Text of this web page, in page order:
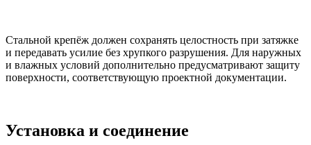
Стальной крепёж должен сохранять целостность при затяжке
и передавать усилие без хрупкого разрушения. Для наружных
и влажных условий дополнительно предусматривают защиту
поверхности, соответствующую проектной документации.
Установка и соединение